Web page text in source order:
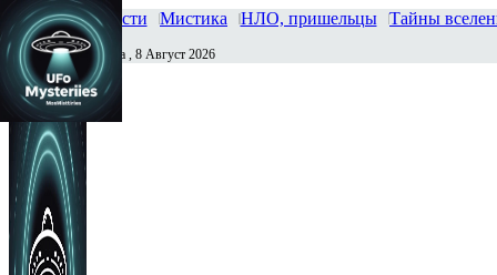
Главная Новости Мистика НЛО, пришельцы Тайны
Сегодня Суббота , 8 Август 2026